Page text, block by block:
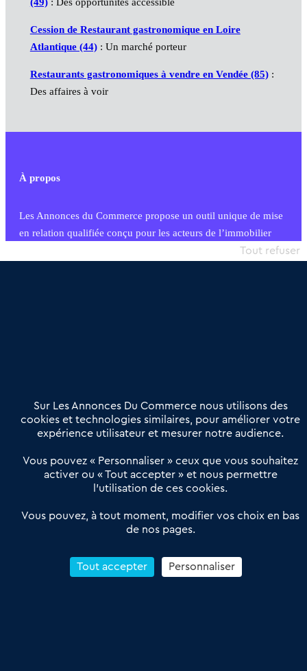
(49): Des opportunités accessible
Cession de Restaurant gastronomique en Loire
Atlantique (44): Un marché porteur
Restaurants gastronomiques à vendre en Vendée (85):
Des affaires à voir
À propos
Les Annonces du Commerce propose un outil unique de mise
en relation qualifiée conçu pour les acteurs de l’immobilier
commercial et les collectivités territoriales, simple et intégrant
Offres Pro
Actualités
Qui sommes nous ?
Derniers articles
Réseau 3C : un partenaire national dédié aux transactions
Petitscommerces : Un partenariat au service du commerce de
proximité et des territoires
Reprendre un Restaurant Rapide
Sur Les Annonces Du Commerce nous utilisons des
cookies et technologies similaires, pour améliorer votre
expérience utilisateur et mesurer notre audience.
Vous pouvez « Personnaliser » ceux que vous souhaitez
activer ou « Tout accepter » et nous permettre
l’utilisation de ces cookies.
Vous pouvez, à tout moment, modifier vos choix en bas
de nos pages.
Tout accepter
Tout refuser
Personnaliser